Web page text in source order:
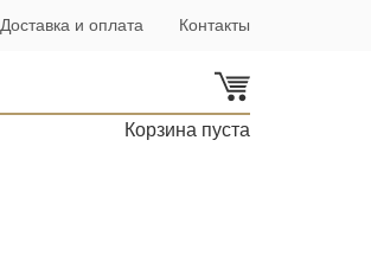
Доставка и оплата Контакты
Корзина пуста